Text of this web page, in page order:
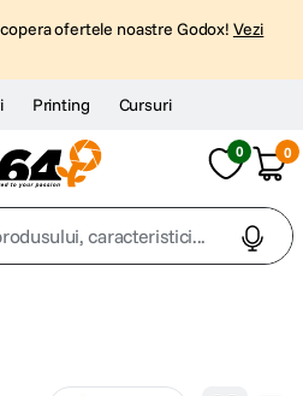
ofertele noastre Godox! Vezi
Printing Cursuri
0 0
caracteristici...